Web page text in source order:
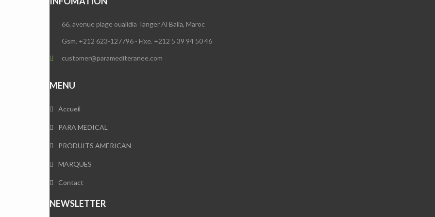
66, avenue plage oualidia Tanger Al Balia, Maroc
Gsm. +212 623-127796 - Fixe. +212 5 39 94 50 46
customer@paramediteranee.com
MENU
Accueil
PARA MEDICAL
PRODUITS AMERICAN
MARQUES
Contact
NEWSLETTER